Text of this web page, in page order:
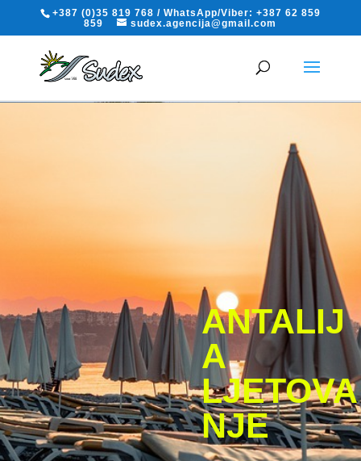
+387 (0)35 819 768 / WhatsApp/Viber: +387 62 859
859
sudex.agencija@gmail.com
ANTALIJ
A
LJETOVA
NJE